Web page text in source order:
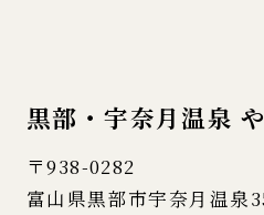
黒部・宇奈月温泉
〒938-0282
富山県黒部市宇奈月温泉